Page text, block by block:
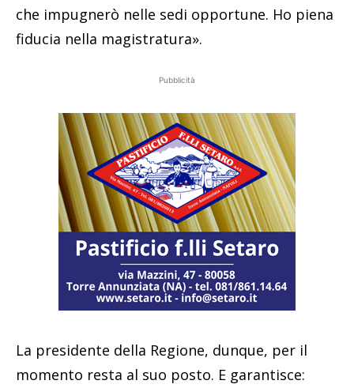
che impugnerò nelle sedi opportune. Ho piena
fiducia nella magistratura».
Pubblicità
La presidente della Regione, dunque, per il
momento resta al suo posto. E garantisce: